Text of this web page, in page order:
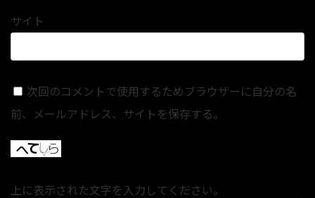
サイト
次回のコメントで使用するためブラウザーに自分の名
前、メールアドレス、サイトを保存する。
上に表示された文字を入力してください。